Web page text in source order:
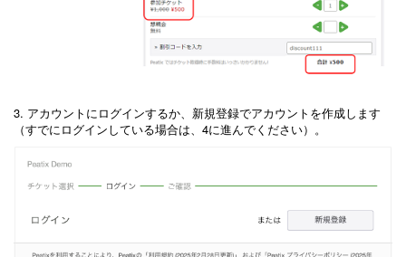
3. アカウントにログインするか、新規登録でアカウントを作成します
（すでにログインしている場合は、4に進んでください）。